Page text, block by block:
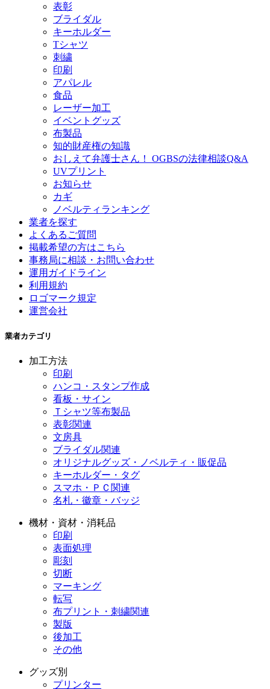
表彰
ブライダル
キーホルダー
Tシャツ
刺繍
印刷
アパレル
食品
レーザー加工
イベントグッズ
布製品
知的財産権の知識
おしえて弁護士さん！ OGBSの法律相談Q&A
UVプリント
お知らせ
カギ
ノベルティランキング
業者を探す
よくあるご質問
掲載希望の方はこちら
事務局に相談・お問い合わせ
運用ガイドライン
利用規約
ロゴマーク規定
運営会社
業者カテゴリ
加工方法
印刷
ハンコ・スタンプ作成
看板・サイン
Ｔシャツ等布製品
表彰関連
文房具
ブライダル関連
オリジナルグッズ・ノベルティ・販促品
キーホルダー・タグ
スマホ・ＰＣ関連
名札・徽章・バッジ
機材・資材・消耗品
印刷
表面処理
彫刻
切断
マーキング
転写
布プリント・刺繍関連
製版
後加工
その他
グッズ別
プリンター